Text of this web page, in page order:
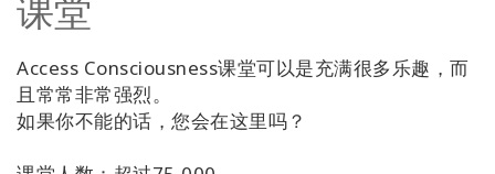
课堂
Access Consciousness课堂可以是充满很多乐趣，而
且常常非常强烈。
如果你不能的话，您会在这里吗？